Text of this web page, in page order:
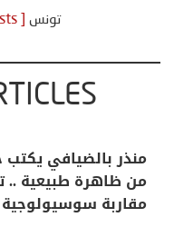
تونس
منذر بالضيافي يكتب
من ظاهرة طبيعية ..
مقاربة